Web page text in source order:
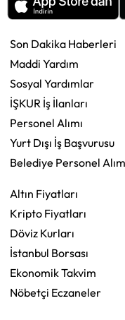
Son Dakika Haberleri
Maddi Yardım
Sosyal Yardımlar
İŞKUR İş İlanları
Personel Alımı
Yurt Dışı İş Başvurusu
Belediye Personel
Altın Fiyatları
Kripto Fiyatları
Döviz Kurları
İstanbul Borsası
Ekonomik Takvim
Nöbetçi Eczaneler